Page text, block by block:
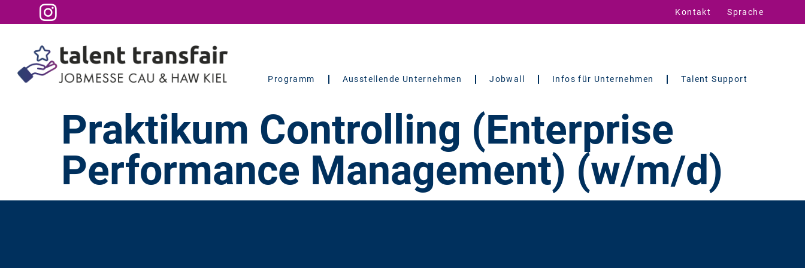
Kontakt Sprache
Programm Ausstellende Unternehmen Jobwall Infos für Unternehmen Talent Support
Praktikum Controlling (Enterprise
Performance Management) (w/m/d)